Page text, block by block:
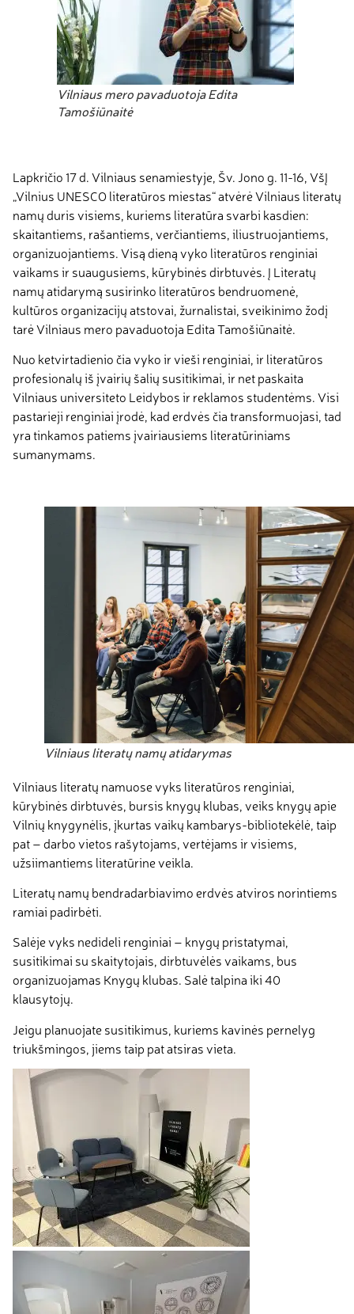
Vilniaus mero pavaduotoja Edita
Tamošiūnaitė
Lapkričio 17 d. Vilniaus senamiestyje, Šv. Jono g. 11-16, VšĮ
„Vilnius UNESCO literatūros miestas“ atvėrė Vilniaus literatų
namų durisvisiems, kuriems literatūra svarbi kasdien:
skaitantiems, rašantiems, verčiantiems, iliustruojantiems,
organizuojantiems. Visą dieną vyko literatūros renginiai
vaikams ir suaugusiems, kūrybinės dirbtuvės. Į Literatų
namų atidarymą susirinko literatūros bendruomenė,
kultūros organizacijų atstovai, žurnalistai, sveikinimo žodį
tarė Vilniaus mero pavaduotoja Edita Tamošiūnaitė.
Nuo ketvirtadienio čia vyko ir vieši renginiai, ir literatūros
profesionalų iš įvairių šalių susitikimai, ir net paskaita
Vilniaus universiteto Leidybos ir reklamos studentėms. Visi
pastarieji renginiai įrodė, kad erdvės čia transformuojasi, tad
yra tinkamos patiems įvairiausiems literatūriniams
sumanymams.
Vilniaus literatų namų atidarymas
Vilniaus literatų namuose vyks literatūros renginiai,
kūrybinės dirbtuvės, bursis knygų klubas, veiks knygų apie
Vilnių knygynėlis, įkurtas vaikų kambarys-bibliotekėlė, taip
pat – darbo vietos rašytojams, vertėjams ir visiems,
užsiimantiems literatūrine veikla.
Literatų namų bendradarbiavimo erdvės atviros norintiems
ramiai padirbėti.
Salėje vyks nedideli renginiai – knygų pristatymai,
susitikimai su skaitytojais, dirbtuvėlės vaikams, bus
organizuojamas Knygų klubas. Salė talpina iki 40
klausytojų.
Jeigu planuojate susitikimus, kuriems kavinės pernelyg
triukšmingos, jiems taip pat atsiras vieta.